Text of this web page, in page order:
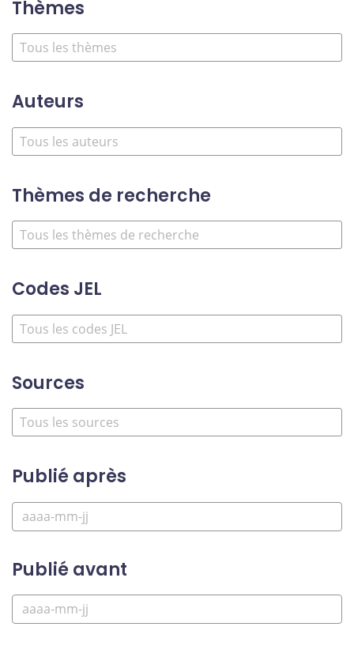
Thèmes
Auteurs
Thèmes de recherche
Codes JEL
Sources
Publié après
Publié avant